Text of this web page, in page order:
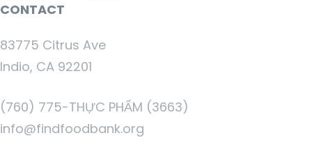
CONTACT
83775 Citrus Ave
Indio, CA 92201
(760) 775-THỰC PHẨM (3663)
info@findfoodbank.org